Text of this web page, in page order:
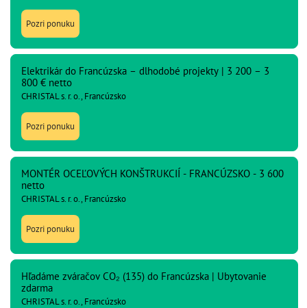
Pozri ponuku
Elektrikár do Francúzska – dlhodobé projekty | 3 200 – 3
800 € netto
CHRISTAL s. r. o., Francúzsko
Pozri ponuku
MONTÉR OCEĽOVÝCH KONŠTRUKCIÍ - FRANCÚZSKO - 3 600
netto
CHRISTAL s. r. o., Francúzsko
Pozri ponuku
Hľadáme zváračov CO₂ (135) do Francúzska | Ubytovanie
zdarma
CHRISTAL s. r. o., Francúzsko